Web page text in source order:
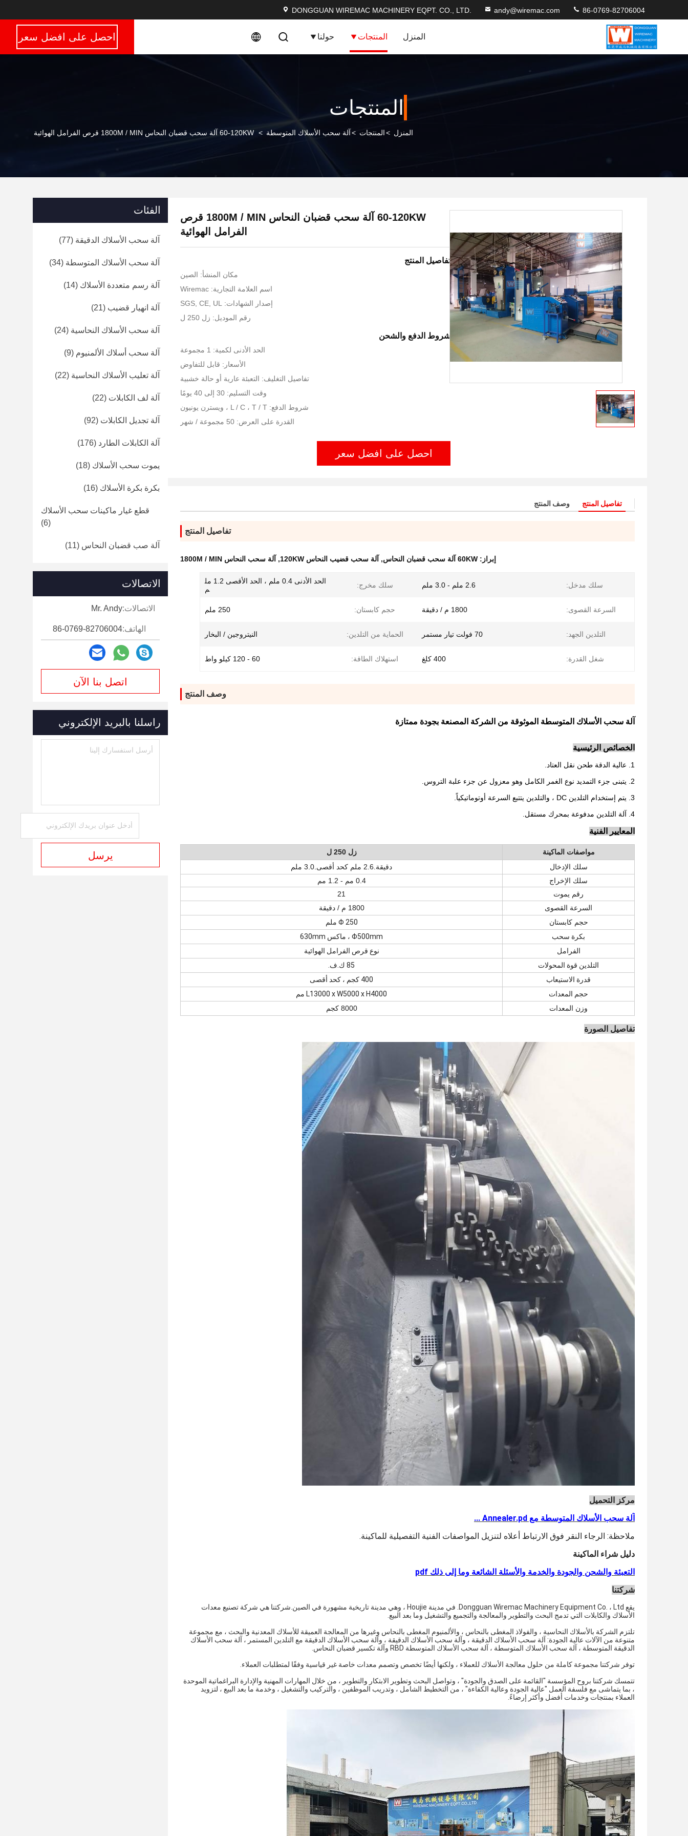
DONGGUAN WIREMAC MACHINERY EQPT. CO., LTD. andy@wiremac.com 86-0769-82706004
المنزل المنتجات حولنا احصل على افضل سعر
المنتجات
المنزل >المنتجات >آلة سحب الأسلاك المتوسطة > 60-120KW آلة سحب قضبان النحاس 1800M / MIN قرص الفرامل الهوائية
60-120KW آلة سحب قضبان النحاس 1800M / MIN قرص
الفرامل الهوائية
تفاصيل المنتج
مكان المنشأ: الصين
اسم العلامة التجارية: Wiremac
إصدار الشهادات: SGS, CE, UL
رقم الموديل: زل 250 ل
شروط الدفع والشحن
الحد الأدنى لكمية: 1 مجموعة
الأسعار: قابل للتفاوض
تفاصيل التغليف: التعبئة عارية أو حالة خشبية
وقت التسليم: 30 إلى 40 يومًا
شروط الدفع: L / C ، T / T ، ويسترن يونيون
القدرة على العرض: 50 مجموعة / شهر
احصل على افضل سعر
تفاصيل المنتج وصف المنتج
تفاصيل المنتج
إبراز: 60KW آلة سحب قضبان النحاس , آلة سحب قضيب النحاس 120KW , آلة سحب النحاس 1800M / MIN
سلك مدخل: 2.6 ملم - 3.0 ملم سلك مخرج:
الحد الأدنى 0.4 ملم ، الحد الأقصى 1.2 مل
م
السرعة القصوى: 1800 م / دقيقة حجم كابستان: 250 ملم
التلدين الجهد: 70 فولت تيار مستمر الحماية من التلدين: النيتروجين / البخار
شغل القدرة: 400 كلغ استهلاك الطاقة: 60 - 120 كيلو واط
وصف المنتج
آلة سحب الأسلاك المتوسطة الموثوقة من الشركة المصنعة بجودة ممتازة
الخصائص الرئيسية
1. عالية الدقة طحن نقل العتاد.
2. يتبنى جزء التمديد نوع الغمر الكامل وهو معزول عن جزء علبة التروس.
3. يتم إستخدام التلدين DC ، والتلدين يتتبع السرعة أوتوماتيكياً.
4. آلة التلدين مدفوعة بمحرك مستقل.
المعايير الفنية
مواصفات الماكينة
زل 250 ل
سلك الإدخال
دقيقة.2.6 ملم كحد أقصى.3.0 ملم
سلك الإخراج
0.4 مم - 1.2 مم
رقم يموت
21
السرعة القصوى
1800 م / دقيقة
حجم كابستان
Φ 250 ملم
بكرة سحب
Φ500mm ، ماكس 630mm
الفرامل
نوع قرص الفرامل الهوائية
التلدين قوة المحولات
85 ك.ف.
قدرة الاستيعاب
400 كجم ، كحد أقصى
حجم المعدات
L13000 x W5000 x H4000 مم
وزن المعدات
8000 كجم
تفاصيل الصورة
مركز التحميل
آلة سحب الأسلاك المتوسطة مع Annealer.pd ...
ملاحظة: الرجاء النقر فوق الارتباط أعلاه لتنزيل المواصفات الفنية التفصيلية للماكينة.
دليل شراء الماكينة
التعبئة والشحن والجودة والخدمة والأسئلة الشائعة وما إلى ذلك pdf
شركتنا
يقع Dongguan Wiremac Machinery Equipment Co. ، Ltd. في مدينة Houjie ، وهي مدينة تاريخية مشهورة في الصين.شركتنا هي شركة تصنيع معدات
الأسلاك والكابلات التي تدمج البحث والتطوير والمعالجة والتجميع والتشغيل وما بعد البيع.
تلتزم الشركة بالأسلاك النحاسية ، والفولاذ المغطى بالنحاس ، والألمنيوم المغطى بالنحاس وغيرها من المعالجة العميقة للأسلاك المعدنية والبحث ، مع مجموعة
متنوعة من الآلات عالية الجودة: آلة سحب الأسلاك الدقيقة ، وآلة سحب الأسلاك الدقيقة ، وآلة سحب الأسلاك الدقيقة مع التلدين المستمر ، آلة سحب الأسلاك
الدقيقة المتوسطة ، آلة سحب الأسلاك المتوسطة ، آلة سحب الأسلاك المتوسطة RBD وآلة تكسير قضبان النحاس.
توفر شركتنا مجموعة كاملة من حلول معالجة الأسلاك للعملاء ، ولكنها أيضًا تخصص وتصمم معدات خاصة غير قياسية وفقًا لمتطلبات العملاء.
تتمسك شركتنا بروح المؤسسة "القائمة على الصدق والجودة" ، وتواصل البحث وتطوير الابتكار والتطوير ، من خلال المهارات المهنية والإدارة البراغماتية الموحدة
، بما يتماشى مع فلسفة العمل "عالية الجودة وعالية الكفاءة" ، من التخطيط الشامل ، وتدريب الموظفين ، والتركيب والتشغيل ، وخدمة ما بعد البيع ، لتزويد
العملاء بمنتجات وخدمات أفضل وأكثر إرضاءً.
الفئات
آلة سحب الأسلاك الدقيقة (77)
آلة سحب الأسلاك المتوسطة (34)
آلة رسم متعددة الأسلاك (14)
آلة انهيار قضيب (21)
آلة سحب الأسلاك النحاسية (24)
آلة سحب أسلاك الألمنيوم (9)
آلة تعليب الأسلاك النحاسية (22)
آلة لف الكابلات (22)
آلة تجديل الكابلات (92)
آلة الكابلات الطارد (176)
يموت سحب الأسلاك (18)
بكرة بكرة الأسلاك (16)
قطع غيار ماكينات سحب الأسلاك
(6)
آلة صب قضبان النحاس (11)
الاتصالات
الاتصالات:Mr. Andy
الهاتف:86-0769-82706004
اتصل بنا الآن
راسلنا بالبريد الإلكتروني
يرسل